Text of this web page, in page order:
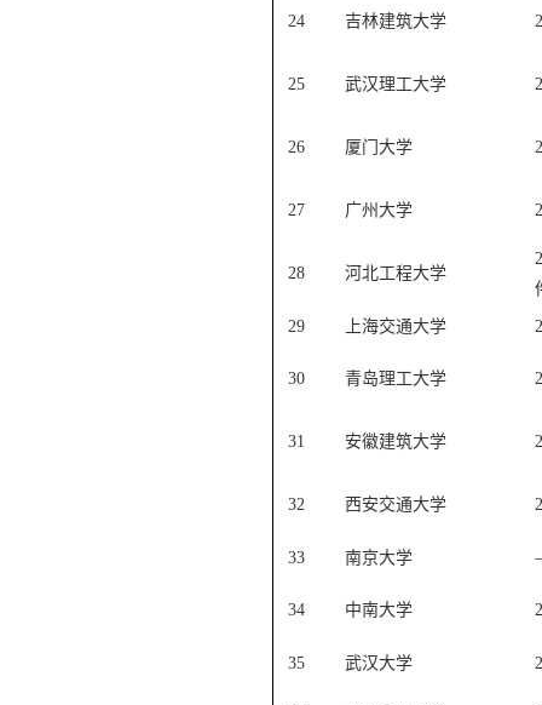
24 吉林建筑大学
25 武汉理工大学
26 厦门大学
27 广州大学
28 河北工程大学
29 上海交通大学
30 青岛理工大学
31 安徽建筑大学
32 西安交通大学
33 南京大学
34 中南大学
35 武汉大学